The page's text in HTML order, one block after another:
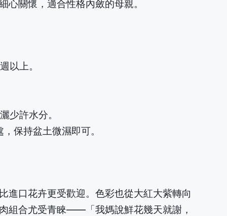
心關懷，適合性格內斂的母親。
以上。
少許水分。
保持盆土微濕即可。
進口花卉更受歡迎。色彩也從大紅大紫轉向
組合尤受青睞——「我媽說鮮花幾天就謝，